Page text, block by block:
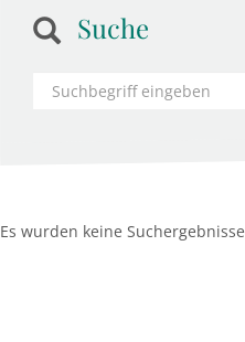
Suche
Es wurden keine